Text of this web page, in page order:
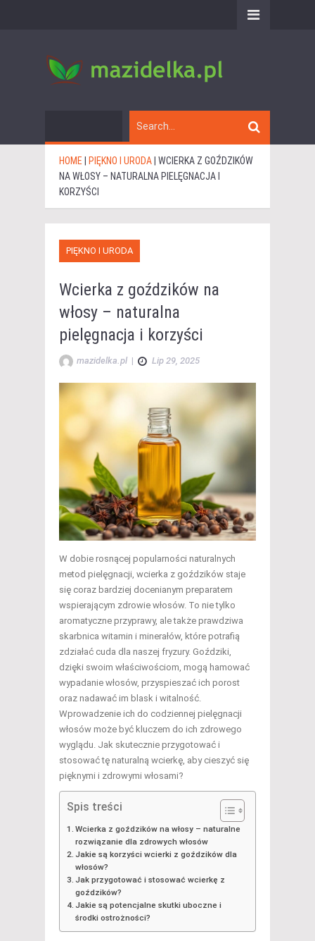
HOME PIĘKNO I URODA WCIERKA Z GOŹDZIKÓW
NA WŁOSY – NATURALNA PIELĘGNACJA I
KORZYŚCI
PIĘKNO I URODA
Wcierka z goździków na
włosy – naturalna
pielęgnacja i korzyści
mazidelka.pl | Lip 29, 2025
W dobie rosnącej popularności naturalnych
metod pielęgnacji, wcierka z goździków staje
się coraz bardziej docenianym preparatem
wspierającym zdrowie włosów. To nie tylko
aromatyczne przyprawy, ale także prawdziwa
skarbnica witamin i minerałów, które potrafią
zdziałać cuda dla naszej fryzury. Goździki,
dzięki swoim właściwościom, mogą hamować
wypadanie włosów, przyspieszać ich porost
oraz nadawać im blask i witalność.
Wprowadzenie ich do codziennej pielęgnacji
włosów może być kluczem do ich zdrowego
wyglądu. Jak skutecznie przygotować i
stosować tę naturalną wcierkę, aby cieszyć się
pięknymi i zdrowymi włosami?
Spis treści
Wcierka z goździków na włosy – naturalne
rozwiązanie dla zdrowych włosów
Jakie są korzyści wcierki z goździków dla
włosów?
Jak przygotować i stosować wcierkę z
goździków?
Jakie są potencjalne skutki uboczne i
środki ostrożności?